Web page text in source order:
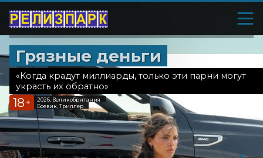
Грязные деньги
«Когда крадут миллиарды, только эти парни могут
украсть их обратно»
18 +
2026, Великобритания
Боевик, Триллер